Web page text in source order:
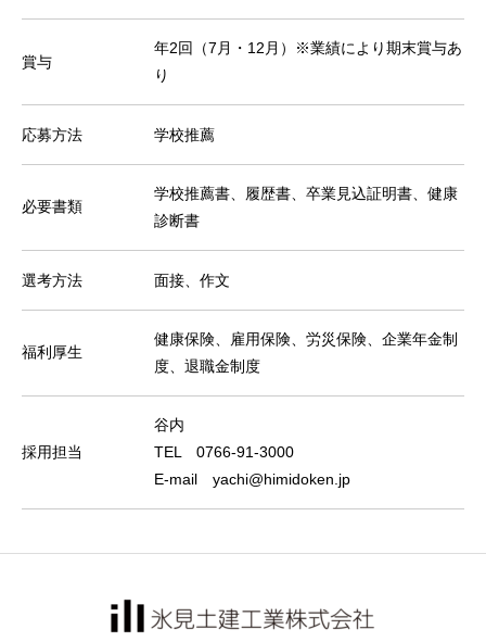
賞与
年2回（7月・12月）※業績により期末賞与あ
り
応募方法 学校推薦
必要書類
学校推薦書、履歴書、卒業見込証明書、健康
診断書
選考方法 面接、作文
福利厚生
健康保険、雇用保険、労災保険、企業年金制
度、退職金制度
採用担当
谷内
TEL 0766-91-3000
E-mail yachi@himidoken.jp